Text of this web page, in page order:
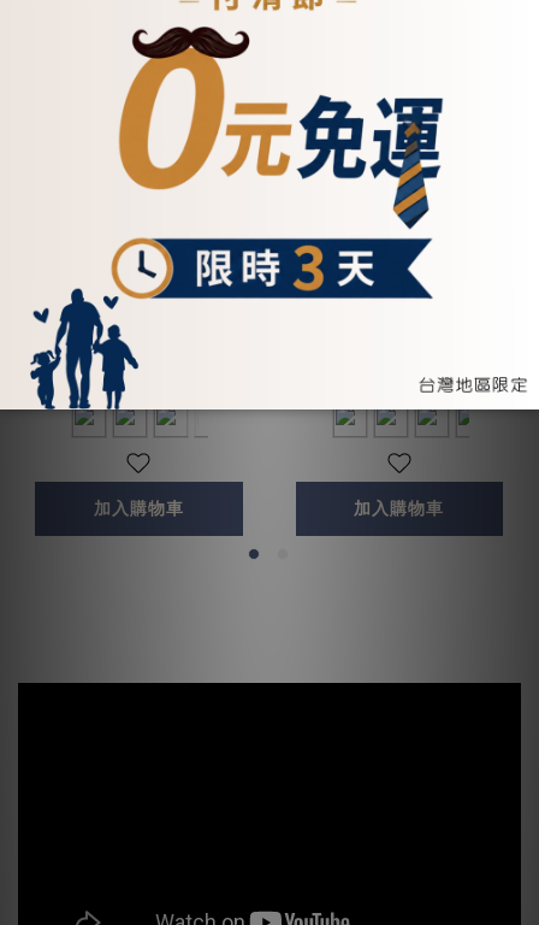
【招財母錢包💰】真皮鉚釘
釦飾牛皮長夾-五色
(072267)
NT$2,750
加入購物車
NT$2,280
加入購物車